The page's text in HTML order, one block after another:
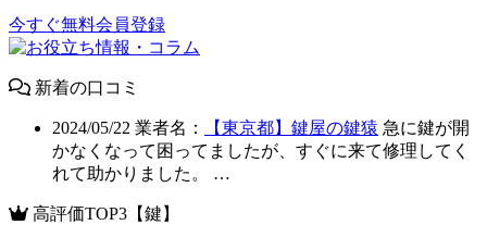
今すぐ無料会員登録
新着の口コミ
2024/05/22 業者名： 【東京都】鍵屋の鍵猿 急に鍵が開
かなくなって困ってましたが、すぐに来て修理してく
れて助かりました。 …
高評価TOP3【鍵】